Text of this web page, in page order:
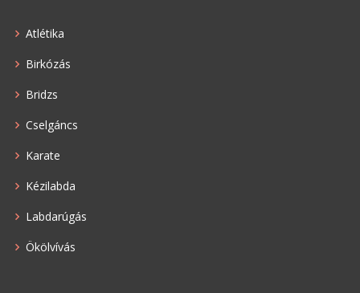
Atlétika
Birkózás
Bridzs
Cselgáncs
Karate
Kézilabda
Labdarúgás
Ökölvívás